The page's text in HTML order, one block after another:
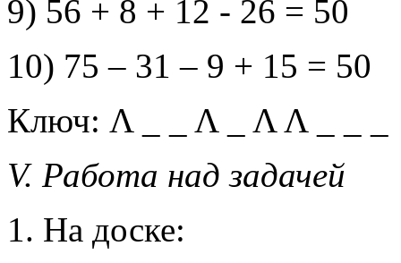
9) 56 + 8 + 12 - 26 = 50
10) 75 – 31 – 9 + 15 = 50
Ключ: Λ _ _ Λ _ Λ Λ _ _ _
V. Работа над задачей
1. На доске: